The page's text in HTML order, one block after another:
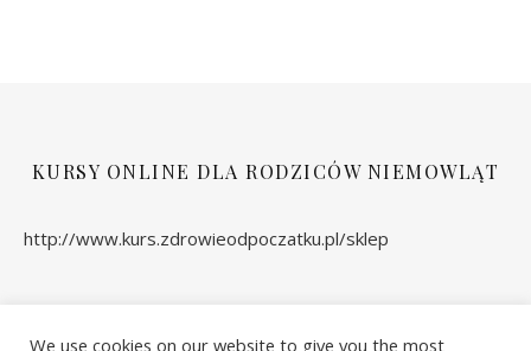
KURSY ONLINE DLA RODZICÓW NIEMOWLĄT
http://www.kurs.zdrowieodpoczatku.pl/sklep
We use cookies on our website to give you the most